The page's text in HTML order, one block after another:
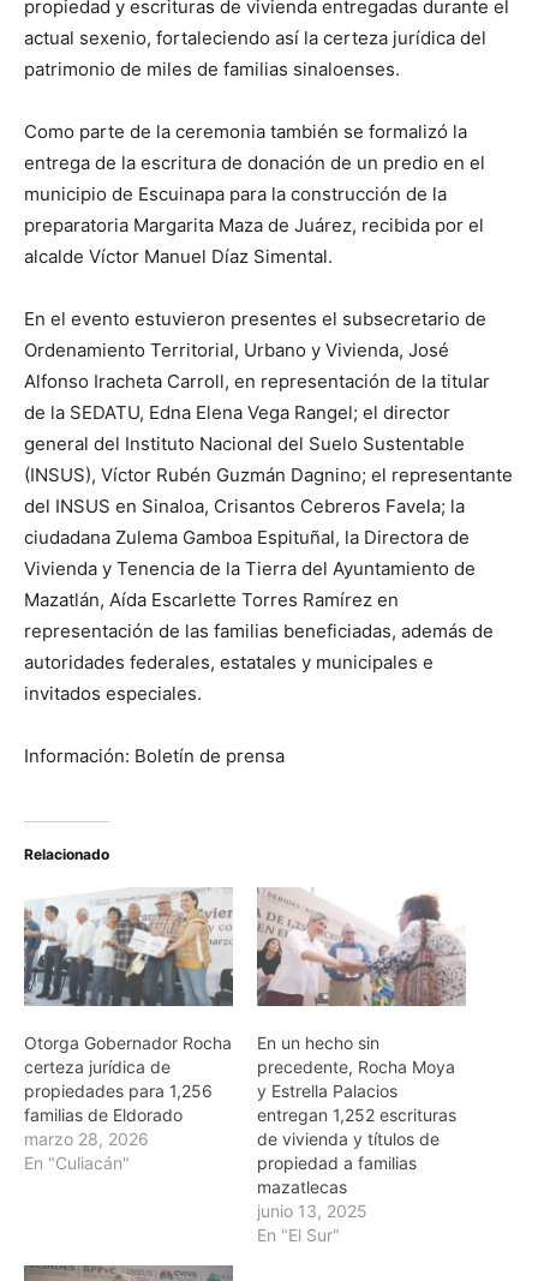
propiedad y escrituras de vivienda entregadas durante el
actual sexenio, fortaleciendo así la certeza jurídica del
patrimonio de miles de familias sinaloenses.
Como parte de la ceremonia también se formalizó la
entrega de la escritura de donación de un predio en el
municipio de Escuinapa para la construcción de la
preparatoria Margarita Maza de Juárez, recibida por el
alcalde Víctor Manuel Díaz Simental.
En el evento estuvieron presentes el subsecretario de
Ordenamiento Territorial, Urbano y Vivienda, José
Alfonso Iracheta Carroll, en representación de la titular
de la SEDATU, Edna Elena Vega Rangel; el director
general del Instituto Nacional del Suelo Sustentable
(INSUS), Víctor Rubén Guzmán Dagnino; el representante
del INSUS en Sinaloa, Crisantos Cebreros Favela; la
ciudadana Zulema Gamboa Espituñal, la Directora de
Vivienda y Tenencia de la Tierra del Ayuntamiento de
Mazatlán, Aída Escarlette Torres Ramírez en
representación de las familias beneficiadas, además de
autoridades federales, estatales y municipales e
invitados especiales.
Información: Boletín de prensa
Relacionado
Otorga Gobernador Rocha
certeza jurídica de
propiedades para 1,256
familias de Eldorado
marzo 28, 2026
En "Culiacán"
En un hecho sin
precedente, Rocha Moya
y Estrella Palacios
entregan 1,252 escrituras
de vivienda y títulos de
propiedad a familias
mazatlecas
junio 13, 2025
En "El Sur"